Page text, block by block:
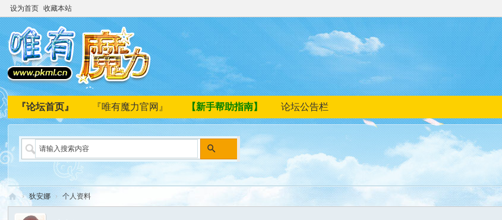
设为首页 收藏本站
『论坛首页』 『唯有魔力官网』 【新手帮助指南】 论坛公告栏
搜
索
唯
› 狄安娜 › 个人资料